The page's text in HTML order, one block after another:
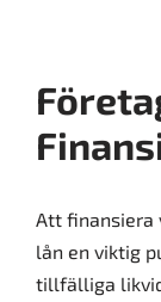
Att finansiera
lån en viktig
tillfälliga